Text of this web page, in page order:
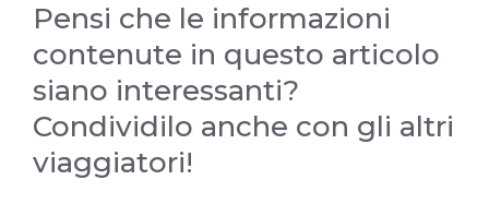
Pensi che le informazioni
contenute in questo articolo
siano interessanti?
Condividilo anche con gli altri
viaggiatori!